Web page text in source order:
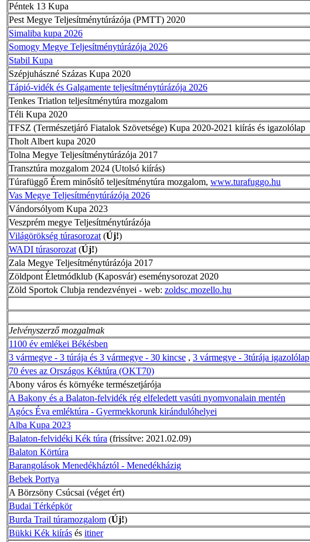
Péntek 13 Kupa
Pest Megye Teljesítménytúrázója (PMTT) 2020
Simaliba kupa 2026
Somogy Megye Teljesítménytúrázója 2026
Stabil Kupa
Szépjuhászné Százas Kupa 2020
Tápió-vidék és Galgamente teljesítménytúrázója 2026
Tenkes Triatlon teljesítménytúra mozgalom
Téli Kupa 2020
TFSZ (Természetjáró Fiatalok Szövetsége) Kupa 2020-2021 kiírás és igazolólap
Tholt Albert kupa 2020
Tolna Megye Teljesítménytúrázója 2017
Transztúra mozgalom 2024 (Utolsó kiírás)
Túrafüggő Érem minősítő teljesítménytúra mozgalom, www.turafuggo.hu
Vas Megye Teljesítménytúrázója 2026
Vándorsólyom Kupa 2023
Veszprém megye Teljesítménytúrázója
Világörökség túrasorozat (Új!)
WADI túrasorozat (Új!)
Zala Megye Teljesítménytúrázója 2017
Zöldpont Életmódklub (Kaposvár) eseménysorozat 2020
Zöld Sportok Clubja rendezvényei - web: zoldsc.mozello.hu
Jelvényszerző mozgalmak
1100 év emlékei Békésben
3 vármegye - 3 túrája és 3 vármegye - 30 kincse , 3 vármegye - 3túrája igazolólap
70 éves az Országos Kéktúra (OKT70)
Abony város és környéke természetjárója
A Bakony és a Balaton-felvidék rég elfeledett vasúti nyomvonalain mentén
Agócs Éva emléktúra - Gyermekkorunk kirándulóhelyei
Alba Kupa 2023
Balaton-felvidéki Kék túra (frissítve: 2021.02.09)
Balaton Körtúra
Barangolások Menedékháztól - Menedékházig
Bebek Portya
A Börzsöny Csúcsai (véget ért)
Budai Térképkör
Burda Trail túramozgalom (Új!)
Bükki Kék kiírás és itiner